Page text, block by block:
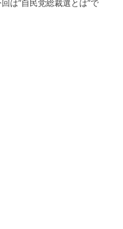
は”自民党総裁選とは”で